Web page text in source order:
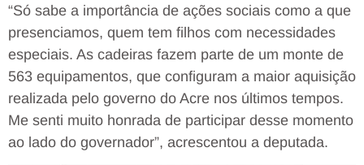
“Só sabe a importância de ações sociais como a que
presenciamos, quem tem filhos com necessidades
especiais. As cadeiras fazem parte de um monte de
563 equipamentos, que configuram a maior aquisição
realizada pelo governo do Acre nos últimos tempos.
Me senti muito honrada de participar desse momento
ao lado do governador”, acrescentou a deputada.